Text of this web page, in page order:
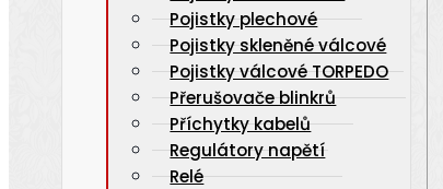
Pojistky plechové
Pojistky skleněné válcové
Pojistky válcové TORPEDO
Přerušovače blinkrů
Příchytky kabelů
Regulátory napětí
Relé